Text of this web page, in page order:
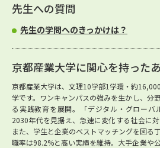
先生への質問
先生の学問へのきっかけは？
京都産業大学に関心を持った
京都産業大学は、文理10学部1学環・約
学です。ワンキャンパスの強みを生かし、分
る実践教育を展開。「デジタル・グローバ
2030年代を見据え、急速に変化する社会に
また、学生と企業のベストマッチングを図る
職率は98.2%と高い実績を維持。大手企業や